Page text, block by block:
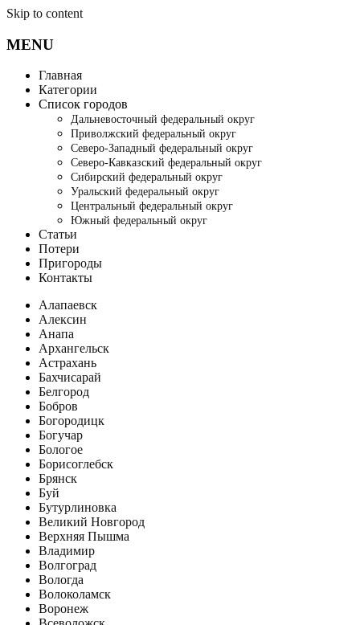
Skip to content
MENU
Главная
Категории
Список городов
Дальневосточный федеральный округ
Приволжский федеральный округ
Северо-Западный федеральный округ
Северо-Кавказский федеральный округ
Сибирский федеральный округ
Уральский федеральный округ
Центральный федеральный округ
Южный федеральный округ
Статьи
Потери
Пригороды
Контакты
Алапаевск
Алексин
Анапа
Архангельск
Астрахань
Бахчисарай
Белгород
Бобров
Богородицк
Богучар
Бологое
Борисоглебск
Брянск
Буй
Бутурлиновка
Великий Новгород
Верхняя Пышма
Владимир
Волгоград
Вологда
Волоколамск
Воронеж